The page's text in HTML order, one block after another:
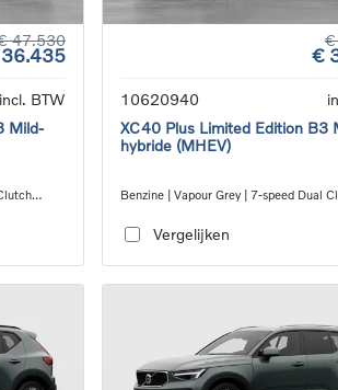
47.530
incl. BTW
Mild-
€
€
10620940
XC40 Plus Limited Edition B3
hybride (MHEV)
Benzine | Vapour Grey | 7-speed Dual
Vergelijken